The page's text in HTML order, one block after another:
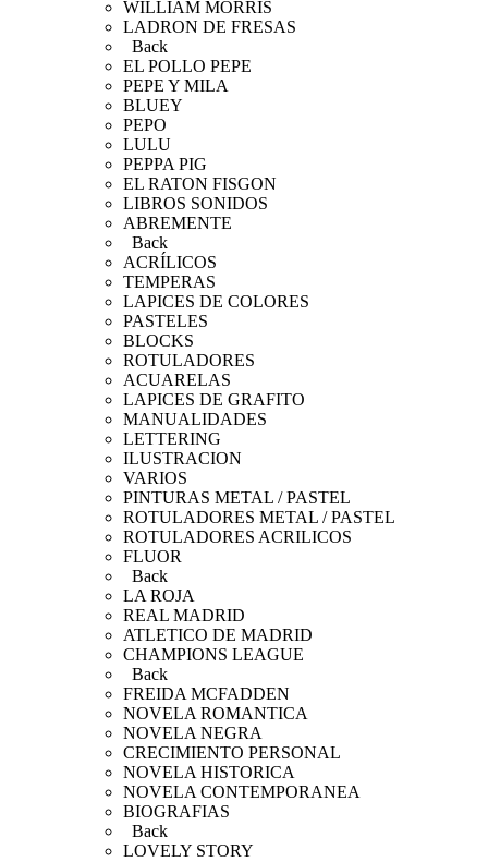
WILLIAM MORRIS
LADRON DE FRESAS
Back
EL POLLO PEPE
PEPE Y MILA
BLUEY
PEPO
LULU
PEPPA PIG
EL RATON FISGON
LIBROS SONIDOS
ABREMENTE
Back
ACRÍLICOS
TEMPERAS
LAPICES DE COLORES
PASTELES
BLOCKS
ROTULADORES
ACUARELAS
LAPICES DE GRAFITO
MANUALIDADES
LETTERING
ILUSTRACION
VARIOS
PINTURAS METAL / PASTEL
ROTULADORES METAL / PASTEL
ROTULADORES ACRILICOS
FLUOR
Back
LA ROJA
REAL MADRID
ATLETICO DE MADRID
CHAMPIONS LEAGUE
Back
FREIDA MCFADDEN
NOVELA ROMANTICA
NOVELA NEGRA
CRECIMIENTO PERSONAL
NOVELA HISTORICA
NOVELA CONTEMPORANEA
BIOGRAFIAS
Back
LOVELY STORY